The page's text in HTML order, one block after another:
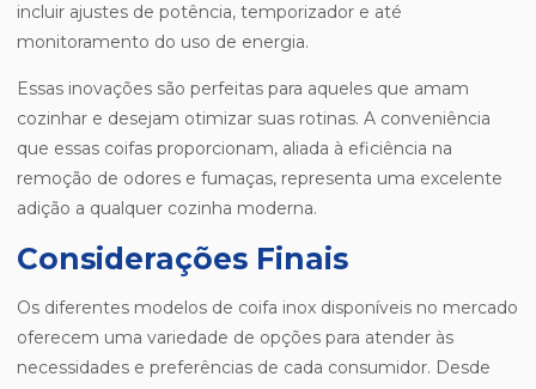
incluir ajustes de potência, temporizador e até
monitoramento do uso de energia.
Essas inovações são perfeitas para aqueles que amam
cozinhar e desejam otimizar suas rotinas. A conveniência
que essas coifas proporcionam, aliada à eficiência na
remoção de odores e fumaças, representa uma excelente
adição a qualquer cozinha moderna.
Considerações Finais
Os diferentes modelos de coifa inox disponíveis no mercado
oferecem uma variedade de opções para atender às
necessidades e preferências de cada consumidor. Desde